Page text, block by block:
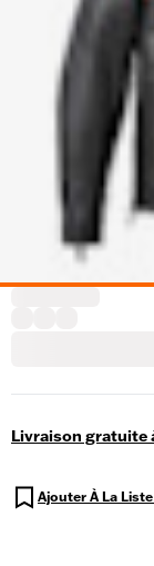
Livraison gratuite
Ajouter À La